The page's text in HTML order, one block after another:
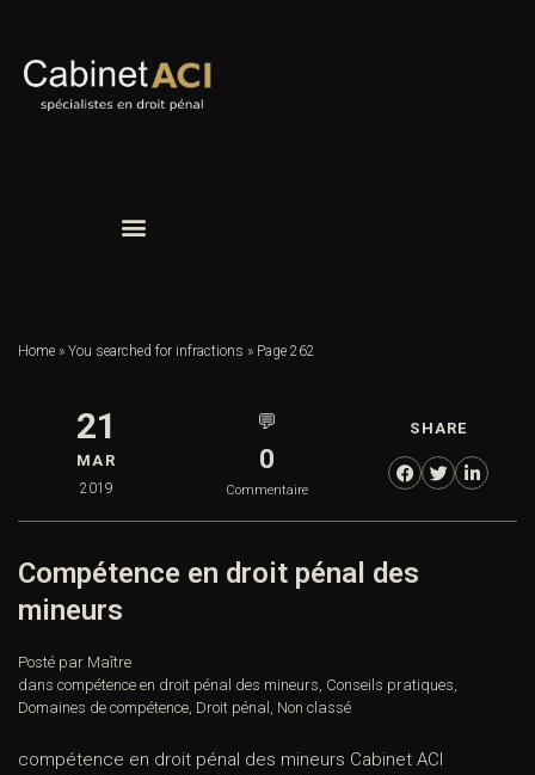
Home » You searched for infractions » Page 262
21
MAR
2019
💬
0
Commentaire
SHARE
Compétence en droit pénal des
mineurs
Posté par Maître
dans compétence en droit pénal des mineurs, Conseils pratiques,
Domaines de compétence, Droit pénal , Non classé
compétence en droit pénal des mineurs Cabinet ACI